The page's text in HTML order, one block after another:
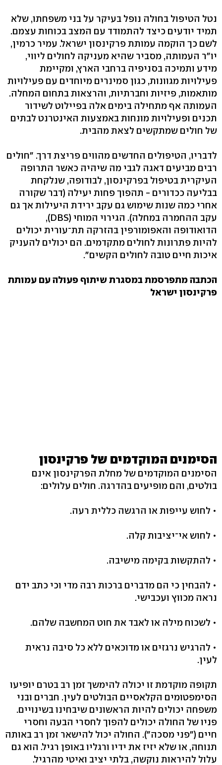
נטל הטיפול בחולה נופל בעיקר על בני משפחתו, שלא
תמיד יודעים כיצד להתמודד עם המצב בכוחות עצמם.
לשם כך הוקמה עמותת פרקינסון ישראל. עמיר כרמין,
יו"ר העמותה, מסביר שהיא מעניקה לחולים ליווי,
מידע ותמיכה בסניפיה ברחבי הארץ, ומקיימת
פעילויות מגוונות, כגון סמינרים מיוחדים עם פעילויות
מותאמות, פיזיות וחברתיות, והרצאות בתחום המחלה.
העמותה אף מתחילה בימים אלה בפיילוט לשידור
תכנים ופעילויות מונחות באמצעות האינטרנט לבתים
של חולים שמתקשים לצאת מהבית.
לדבריו, הטיפולים החדשים מהווים פריצת דרך. "חולים
רבים מביעים דאגה לגבי מה שיהיה כאשר התרופה
העיקרית בטיפול בפרקינסון, לבודופה, שנלקחת
בבליעה ככדורים - תהפוך פחות יעילה (דבר שקורה
אחרי כמה שנות שימוש גם עקב ירידת היעילות אך גם
עקב ההחמרה במחלה). הגירוי המוחי (DBS),
הדואודופה והאפומורפין בהזרקה תת־עורית יכולים
להיות פתרונות לחולים מתקדמים. הם יכולים להעניק
איכות חיים טובה לחולים הקשים".
הכתבה מתפרסמת במסגרת שיתוף פעולה עם עמותת
פרקינסון ישראל
הסימנים המוקדמים של פרקינסון
הסימנים המוקדמים של מחלת הפרקינסון אינם
בולטים, והם מופיעים בהדרגה. חולים עלולים:
• לחוש עייפות או הרגשה כללית רעה.
• לחוש אי־יציבות קלה.
• להתקשות בקימה מישיבה.
• להבחין כי הם מדברים ברכות רבה מדי וכי כתב ידם
נראה מכווץ ועכבישי.
• לשכוח מילה או לאבד את חוט המחשבה שלהם.
• להרגיש נרגזים או מדוכאים ללא כל סיבה נראית
לעין.
תקופה מוקדמת זו יכולה להימשך זמן רב בטרם יופיעו
הסימפטומים הקלאסיים הבולטים לעין. חברים ובני
משפחה יכולים להיות הראשונים שיבחינו בשינויים.
פניו של החולה יכולים להפוך לחסרי הבעה וחסרי
חיים ("פני מסכה"). החולה יכול להישאר זמן רב באותה
תנוחה, או שלא יזיז את ידיו ורגליו באופן רגיל. הוא גם
עלול להיראות נוקשה, בלתי יציב ואיטי מהרגיל.